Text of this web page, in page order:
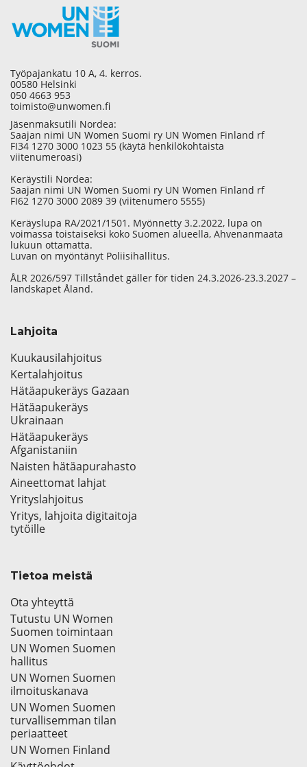
Työpajankatu 10 A, 4. kerros.
00580 Helsinki
050 4663 953
toimisto@unwomen.fi
Jäsenmaksutili Nordea:
Saajan nimi UN Women Suomi ry UN Women Finland rf
FI34 1270 3000 1023 55 (käytä henkilökohtaista
viitenumeroasi)
Keräystili Nordea:
Saajan nimi UN Women Suomi ry UN Women Finland rf
FI62 1270 3000 2089 39 (viitenumero 5555)
Keräyslupa RA/2021/1501. Myönnetty 3.2.2022, lupa on
voimassa toistaiseksi koko Suomen alueella, Ahvenanmaata
lukuun ottamatta.
Luvan on myöntänyt Poliisihallitus.
ÅLR 2026/597 Tillståndet gäller för tiden 24.3.2026-23.3.2027 –
landskapet Åland.
Lahjoita
Kuukausilahjoitus
Kertalahjoitus
Hätäapukeräys Gazaan
Hätäapukeräys
Ukrainaan
Hätäapukeräys
Afganistaniin
Naisten hätäapurahasto
Aineettomat lahjat
Yrityslahjoitus
Yritys, lahjoita digitaitoja
tytöille
Tietoa meistä
Ota yhteyttä
Tutustu UN Women
Suomen toimintaan
UN Women Suomen
hallitus
UN Women Suomen
ilmoituskanava
UN Women Suomen
turvallisemman tilan
periaatteet
UN Women Finland